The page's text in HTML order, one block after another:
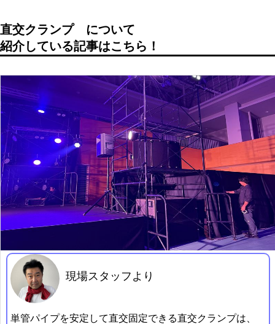
直交クランプについて
紹介している記事はこちら！
現場スタッフより
単管パイプを安定して直交固定できる直交クランプは、